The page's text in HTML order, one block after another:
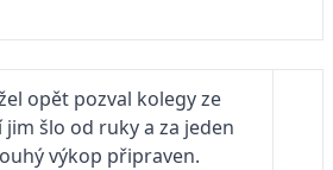
opět pozval kolegy ze
šlo od ruky a za jeden
výkop připraven.